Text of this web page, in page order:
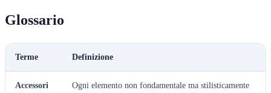
Glossario
Terme Definizione
Accessori
Ogni elemento non fondamentale ma stilisticamente